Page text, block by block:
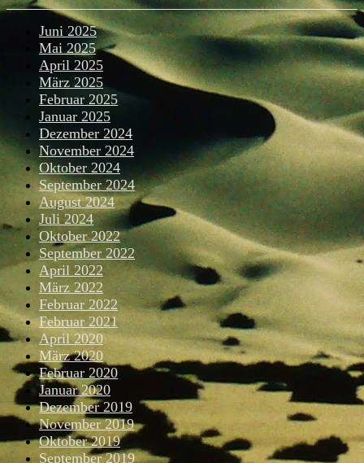
Juni 2025
Mai 2025
April 2025
März 2025
Februar 2025
Januar 2025
Dezember 2024
November 2024
Oktober 2024
September 2024
August 2024
Juli 2024
Oktober 2022
September 2022
April 2022
März 2022
Februar 2022
Februar 2021
April 2020
März 2020
Februar 2020
Januar 2020
Dezember 2019
November 2019
Oktober 2019
September 2019